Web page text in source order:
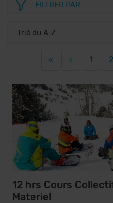
FILTRER PAR...
« ‹ 1 2
12 hrs Cours
Materiel